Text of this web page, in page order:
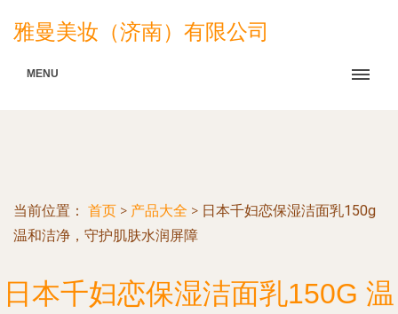
雅曼美妆（济南）有限公司
MENU
当前位置： 首页 > 产品大全 > 日本千妇恋保湿洁面乳150g
温和洁净，守护肌肤水润屏障
日本千妇恋保湿洁面乳150G 温